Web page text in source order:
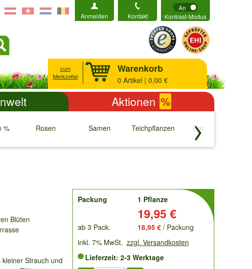
Anmelden Kontakt
An
Kontrast-Modus
zum
Merkzettel
Warenkorb
0 Artikel | 0,00 €
Aktionen %
% Rosen
↓
Samen
↓
Teichpflanzen
↓
Raritäten
↓
Blüten
Strauch und
order
Packung
1 Pflanze
19,95 €
ab 3 Pack. 18,95 € / Packung
inkl. 7% MwSt. zzgl. Versandkosten
Lieferzeit: 2-3 Werktage